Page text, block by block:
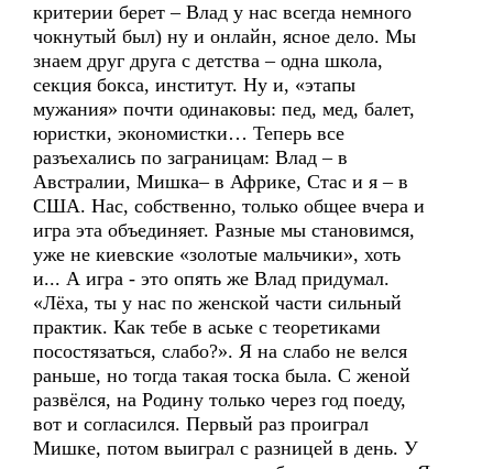
критерии берет – Влад у нас всегда немного
чокнутый был) ну и онлайн, ясное дело. Мы
знаем друг друга с детства – одна школа,
секция бокса, институт. Ну и, «этапы
мужания» почти одинаковы: пед, мед, балет,
юристки, экономистки… Теперь все
разъехались по заграницам: Влад – в
Австралии, Мишка– в Африке, Стас и я – в
США. Нас, собственно, только общее вчера и
игра эта объединяет. Разные мы становимся,
уже не киевские «золотые мальчики», хоть
и... А игра - это опять же Влад придумал.
«Лёха, ты у нас по женской части сильный
практик. Как тебе в аське с теоретиками
посостязаться, слабо?». Я на слабо не велся
раньше, но тогда такая тоска была. С женой
развёлся, на Родину только через год поеду,
вот и согласился. Первый раз проиграл
Мишке, потом выиграл с разницей в день. У